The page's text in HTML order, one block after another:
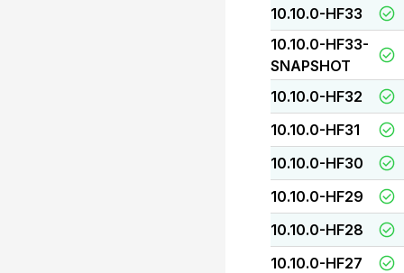
10.10.0-HF33
10.10.0-HF33-
SNAPSHOT
10.10.0-HF32
10.10.0-HF31
10.10.0-HF30
10.10.0-HF29
10.10.0-HF28
10.10.0-HF27